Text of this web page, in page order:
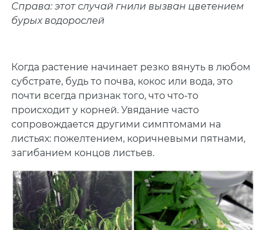
Справа: этот случай гнили вызван цветением
бурых водорослей
Когда растение начинает резко вянуть в любом
субстрате, будь то почва, кокос или вода, это
почти всегда признак того, что что-то
происходит у корней. Увядание часто
сопровождается другими симптомами на
листьях: пожелтением, коричневыми пятнами,
загибанием концов листьев.